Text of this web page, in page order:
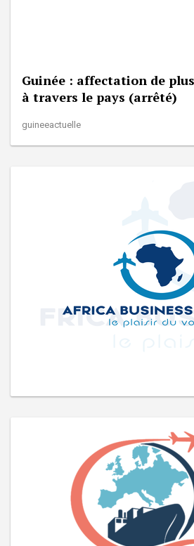
Guinée : affectation de
à travers le pays (arrêté)
guineeactuelle